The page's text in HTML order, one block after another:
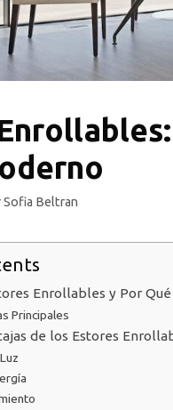
Sofia Beltran
Enrollables y Por
Principales
de los Estores